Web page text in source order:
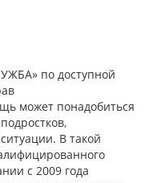
по доступной
может понадобиться
В такой
с 2009 года